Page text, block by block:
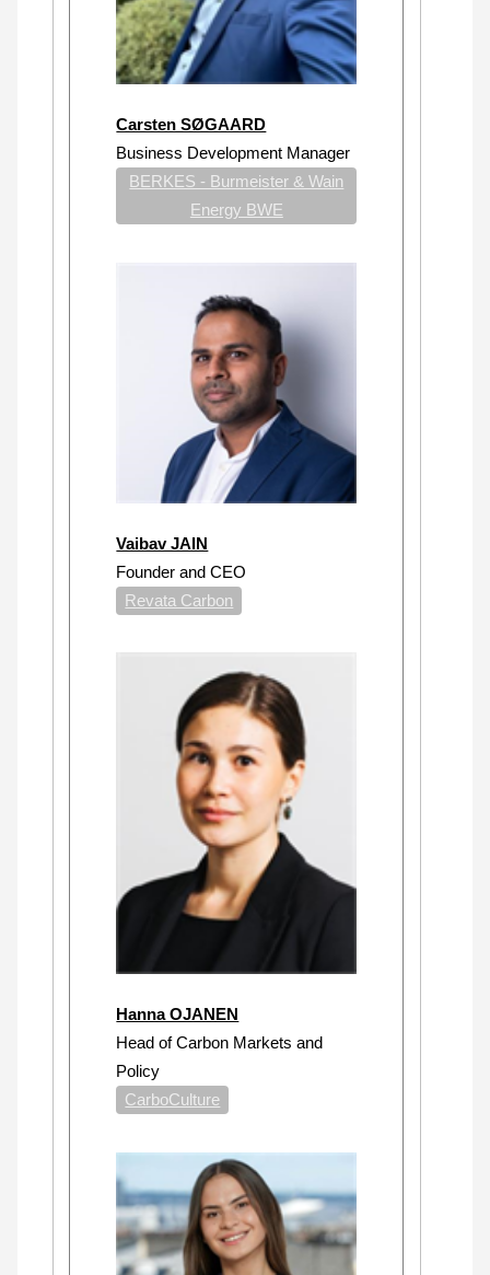
Carsten SØGAARD
Business Development Manager
BERKES - Burmeister & Wain
Energy BWE
Vaibav JAIN
Founder and CEO
Revata Carbon
Hanna OJANEN
Head of Carbon Markets and
Policy
CarboCulture